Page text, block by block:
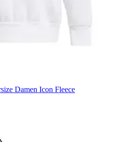
Damen Icon Fleece